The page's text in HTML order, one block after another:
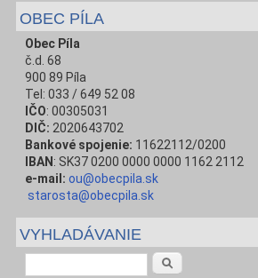
OBEC PÍLA
Obec Píla
č.d. 68
900 89 Píla
Tel: 033 / 649 52 08
IČO: 00305031
DIČ: 2020643702
Bankové spojenie: 11622112/0200
IBAN : SK37 0200 0000 0000 1162 2112
e-mail: ou@obecpila.sk
starosta@obecpila.sk
VYHLADÁVANIE